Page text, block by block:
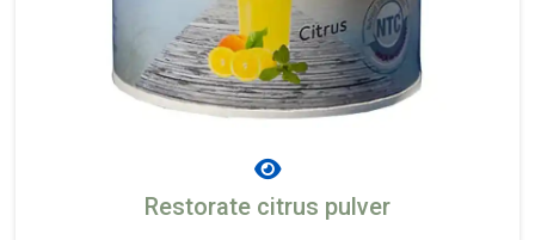
Restorate citrus pulver